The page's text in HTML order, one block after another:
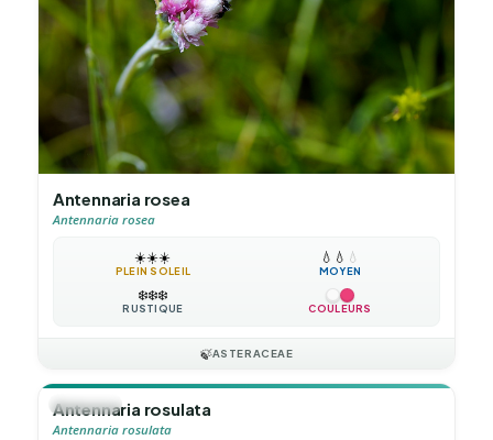
Antennaria rosea
Antennaria rosea
☀️☀️☀️
PLEIN SOLEIL
💧 💧 💧
MOYEN
❄️❄️❄️
RUSTIQUE COULEURS
🍃ASTERACEAE
🪴VIVACE
Antennaria rosulata
Antennaria rosulata